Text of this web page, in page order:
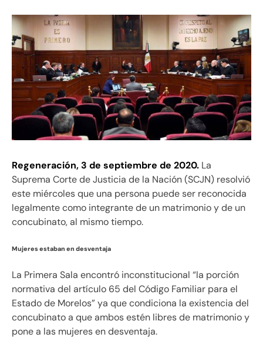
Regeneración, 3 de septiembre de 2020. La
Suprema Corte de Justicia de la Nación (SCJN) resolvió
este miércoles que una persona puede ser reconocida
legalmente como integrante de un matrimonio y de un
concubinato, al mismo tiempo.
Mujeres estaban en desventaja
La Primera Sala encontró inconstitucional “la porción
normativa del artículo 65 del Código Familiar para el
Estado de Morelos” ya que condiciona la existencia del
concubinato a que ambos estén libres de matrimonio y
pone a las mujeres en desventaja.